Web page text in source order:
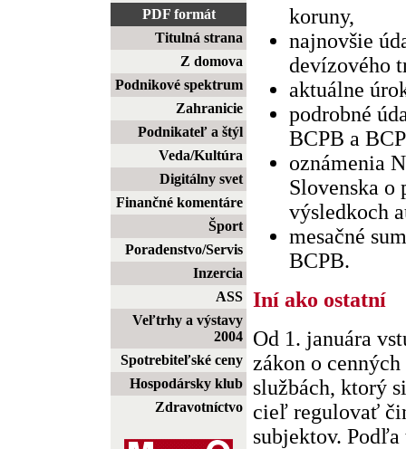
PDF formát
Titulná strana
Z domova
Podnikové spektrum
Zahranicie
Podnikateľ a štýl
Veda/Kultúra
Digitálny svet
Finančné komentáre
Šport
Poradenstvo/Servis
Inzercia
ASS
Veľtrhy a výstavy
2004
Spotrebiteľské ceny
Hospodársky klub
Zdravotníctvo
koruny,
najnovšie
devízového
aktuálne
podrobné
BCPB a
oznámenia
Slovenska o
výsledkoch
mesačné
BCPB.
Iní ako ostatní
Od 1. januára
zákon o
službách, ktorý
cieľ regulovať
subjektov. Podľa